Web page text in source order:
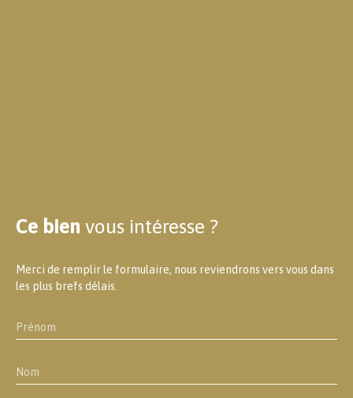
Ce bien vous intéresse ?
Merci de remplir le formulaire, nous reviendrons vers vous dans
les plus brefs délais.
Prénom
Nom